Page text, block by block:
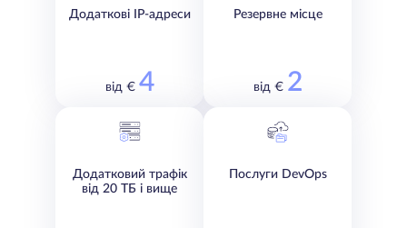
Додаткові IP-адреси
від € 4
Резервне місце
від € 2
Додатковий трафік
від 20 ТБ і вище
Послуги DevOps